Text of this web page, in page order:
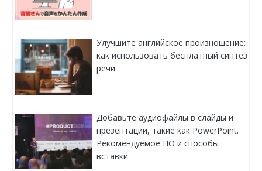
Улучшите английское произношение:
как использовать бесплатный синтез
речи
Добавьте аудиофайлы в слайды и
презентации, такие как PowerPoint.
Рекомендуемое ПО и способы
вставки